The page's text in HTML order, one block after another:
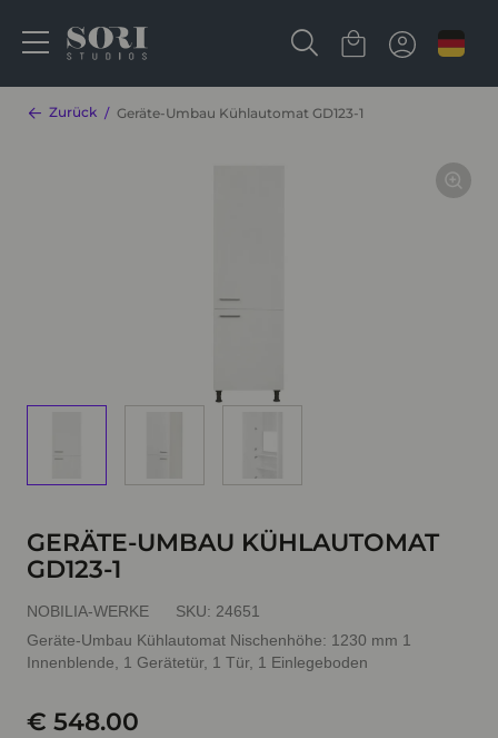
Zurück Geräte-Umbau Kühlautomat GD123-1
GERÄTE-UMBAU KÜHLAUTOMAT
GD123-1
NOBILIA-WERKE SKU: 24651
Geräte-Umbau Kühlautomat Nischenhöhe: 1230 mm 1
Innenblende, 1 Gerätetür, 1 Tür, 1 Einlegeboden
€ 548.00